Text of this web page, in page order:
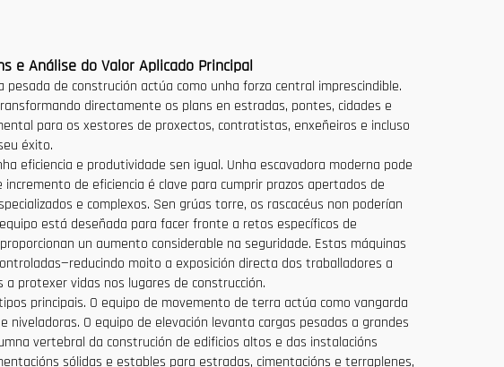
e Análise do Valor Aplicado Principal
de construción actúa como unha forza central imprescindible.
directamente os plans en estradas, pontes, cidades e
para os xestores de proxectos, contratistas, enxeñeiros e incluso
éxito.
eficiencia e produtividade sen igual. Unha escavadora moderna pode
de eficiencia é clave para cumprir prazos apertados de
e complexos. Sen grúas torre, os rascacéus non poderían
está deseñada para facer fronte a retos específicos de
un aumento considerable na seguridade. Estas máquinas
moito a exposición directa dos traballadores a
protexer vidas nos lugares de construcción.
principais. O equipo de movemento de terra actúa como vangarda
O equipo de elevación levanta cargas pesadas a grandes
vertebral da construción de edificios altos e das instalacións
sólidas e estables para estradas, cimentacións e terraplenes,